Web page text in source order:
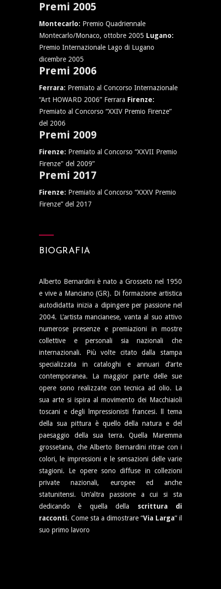
Premi 2005
Montecarlo: Premio Quadriennale
Montecarlo/Monaco, ottobre 2005 Lugano:
Premio Internazionale Lago di Lugano
dicembre 2005
Premi 2006
Ferrara: Premiato al Concorso Internazionale
“Art HOWARD 2006” Ferrara Firenze:
Premiato al Concorso “XXIV Premio Firenze”
del 2006
Premi 2009
Firenze: Premiato al Concorso “XXVII Premio
Firenze" del 2009”
Premi 2017
Firenze: Premiato al Concorso “XXXV Premio
Firenze” del 2017
BIOGRAFIA
Alberto Bernardini è nato a Grosseto nel 1950
e vive a Manciano (GR). Di formazione artistica
autodidatta inizia a dipingere per passione nel
2004. L’artista mancianese, vanta al suo attivo
numerose presenze e premiazioni in mostre
collettive e personali sia nazionali che
internazionali. Più volte citato dalla stampa
specializzata in cataloghi e annuari d’arte
contemporanea. La maggior parte delle sue
opere sono realizzate con tecnica ad olio. La
sua arte si ispira al movimento dei Macchiaioli
toscani e degli lmpressionisti francesi. ll tema
della sua pittura è quello della natura e del
paesaggio della sua terra. Quella Maremma
grossetana, che Alberto Bernardini ritrae con i
colori, le impressioni e le sensazioni delle varie
stagioni. Le opere sono diffuse in collezioni
private nazionali, europee ed anche
statunitensi. Un’altra passione a cui si sta
dedicando è quella della scrittura di
racconti. Come sta a dimostrare “Via Larga” il
suo primo lavoro